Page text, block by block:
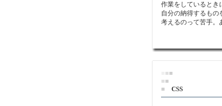
作業をしているとき
自分の納得するもの
考えるのって苦手。
■■
■■
■
CSS